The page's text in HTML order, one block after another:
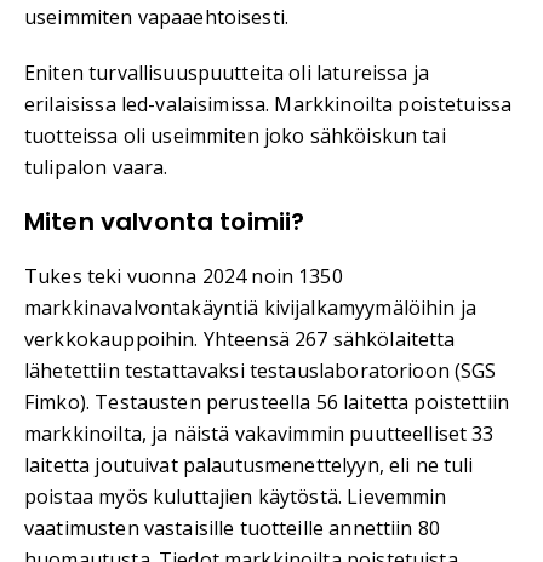
useimmiten vapaaehtoisesti.
Eniten turvallisuuspuutteita oli latureissa ja
erilaisissa led-valaisimissa. Markkinoilta poistetuissa
tuotteissa oli useimmiten joko sähköiskun tai
tulipalon vaara.
Miten valvonta toimii?
Tukes teki vuonna 2024 noin 1350
markkinavalvontakäyntiä kivijalkamyymälöihin ja
verkkokauppoihin. Yhteensä 267 sähkölaitetta
lähetettiin testattavaksi testauslaboratorioon (SGS
Fimko). Testausten perusteella 56 laitetta poistettiin
markkinoilta, ja näistä vakavimmin puutteelliset 33
laitetta joutuivat palautusmenettelyyn, eli ne tuli
poistaa myös kuluttajien käytöstä. Lievemmin
vaatimusten vastaisille tuotteille annettiin 80